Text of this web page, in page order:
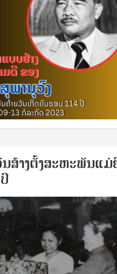
ສ້າງ​ຕັ້ງ​ສະ​ຫະ​ພັນ​ແມ່​